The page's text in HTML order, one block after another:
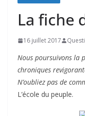
La fiche
16 juillet 2017
Nous poursuivons la
chroniques
N’oubliez pas de
L’école du peuple.